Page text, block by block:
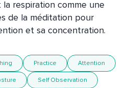
respiration comme une
de la méditation pour
et sa concentration.
Practice Attention
Self Observation